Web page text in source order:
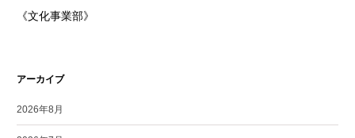
《文化事業部》
アーカイブ
2026年8月